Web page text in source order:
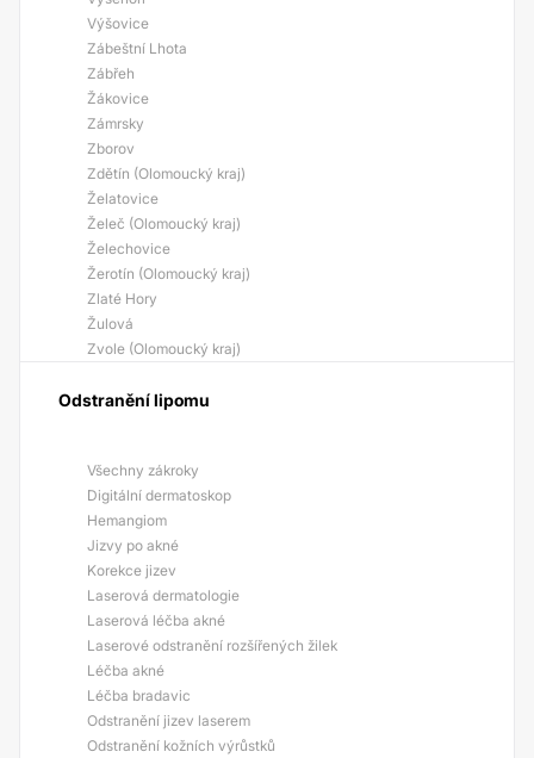
Výšovice
Zábeštní Lhota
Zábřeh
Žákovice
Zámrsky
Zborov
Zdětín (Olomoucký kraj)
Želatovice
Želeč (Olomoucký kraj)
Želechovice
Žerotín (Olomoucký kraj)
Zlaté Hory
Žulová
Zvole (Olomoucký kraj)
Odstranění lipomu
Všechny zákroky
Digitální dermatoskop
Hemangiom
Jizvy po akné
Korekce jizev
Laserová dermatologie
Laserová léčba akné
Laserové odstranění rozšířených žilek
Léčba akné
Léčba bradavic
Odstranění jizev laserem
Odstranění kožních výrůstků